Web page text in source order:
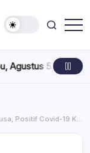
5, 2026 , 11:44
19 Kabupaten Bekasi Naik